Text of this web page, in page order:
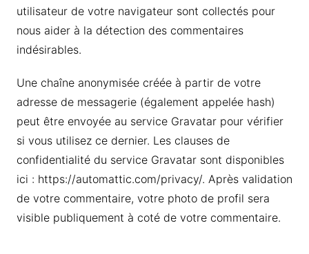
utilisateur de votre navigateur sont collectés pour
nous aider à la détection des commentaires
indésirables.
Une chaîne anonymisée créée à partir de votre
adresse de messagerie (également appelée hash)
peut être envoyée au service Gravatar pour vérifier
si vous utilisez ce dernier. Les clauses de
confidentialité du service Gravatar sont disponibles
ici : https://automattic.com/privacy/. Après validation
de votre commentaire, votre photo de profil sera
visible publiquement à coté de votre commentaire.